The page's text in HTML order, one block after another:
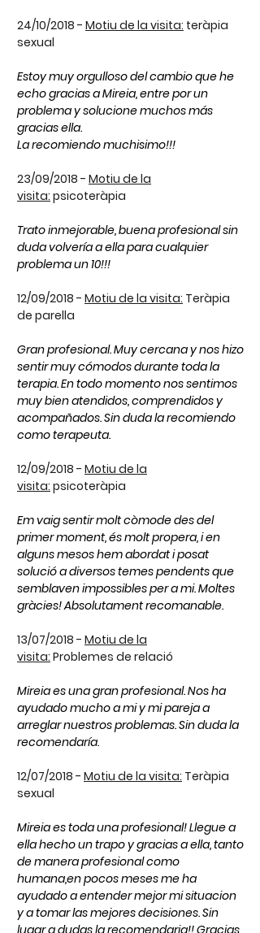
24/10/2018 - Motiu de la visita: teràpia
sexual
Estoy muy orgulloso del cambio que he
echo gracias a Mireia, entre por un
problema y solucione muchos más
gracias ella.
La recomiendo muchisimo!!!
23/09/2018 - Motiu de la
visita: psicoteràpia
Trato inmejorable, buena profesional sin
duda volvería a ella para cualquier
problema un 10!!!
12/09/2018 - Motiu de la visita: Teràpia
de parella
Gran profesional. Muy cercana y nos hizo
sentir muy cómodos durante toda la
terapia. En todo momento nos sentimos
muy bien atendidos, comprendidos y
acompañados. Sin duda la recomiendo
como terapeuta.
12/09/2018 - Motiu de la
visita: psicoteràpia
Em vaig sentir molt còmode des del
primer moment, és molt propera, i en
alguns mesos hem abordat i posat
solució a diversos temes pendents que
semblaven impossibles per a mi. Moltes
gràcies! Absolutament recomanable.
13/07/2018 - Motiu de la
visita: Problemes de relació
Mireia es una gran profesional. Nos ha
ayudado mucho a mi y mi pareja a
arreglar nuestros problemas. Sin duda la
recomendaría.
12/07/2018 - Motiu de la visita: Teràpia
sexual
Mireia es toda una profesional! Llegue a
ella hecho un trapo y gracias a ella, tanto
de manera profesional como
humana,en pocos meses me ha
ayudado a entender mejor mi situacion
y a tomar las mejores decisiones. Sin
lugar a dudas la recomendaria!! Gracias